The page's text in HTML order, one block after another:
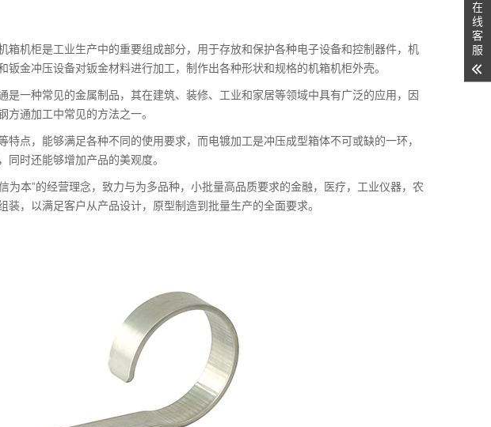
机柜是工业生产中的重要组成部分，用于存放和保护各种电子设备和控制器件，机
金冲压设备对钣金材料进行加工，制作出各种形状和规格的机箱机柜外壳。
一种常见的金属制品，其在建筑、装修、工业和家居等领域中具有广泛的应用，因
通加工中常见的方法之一。
点，能够满足各种不同的使用要求，而电镀加工是冲压成型箱体不可或缺的一环，
时还能够增加产品的美观度。
为本”的经营理念，致力与为多品种，小批量高品质要求的金融，医疗，工业仪器，农
装，以满足客户从产品设计，原型制造到批量生产的全面要求。
在
线
客
服